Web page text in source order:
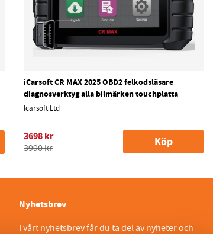
iCarsoft CR MAX 2025 OBD2 felkodsläsare
diagnosverktyg alla bilmärken touchplatta
Icarsoft Ltd
3698 kr
3990 kr Köp
Nyhetsbrev
I vårt nyhetsbrev får du ta del av nyheter och